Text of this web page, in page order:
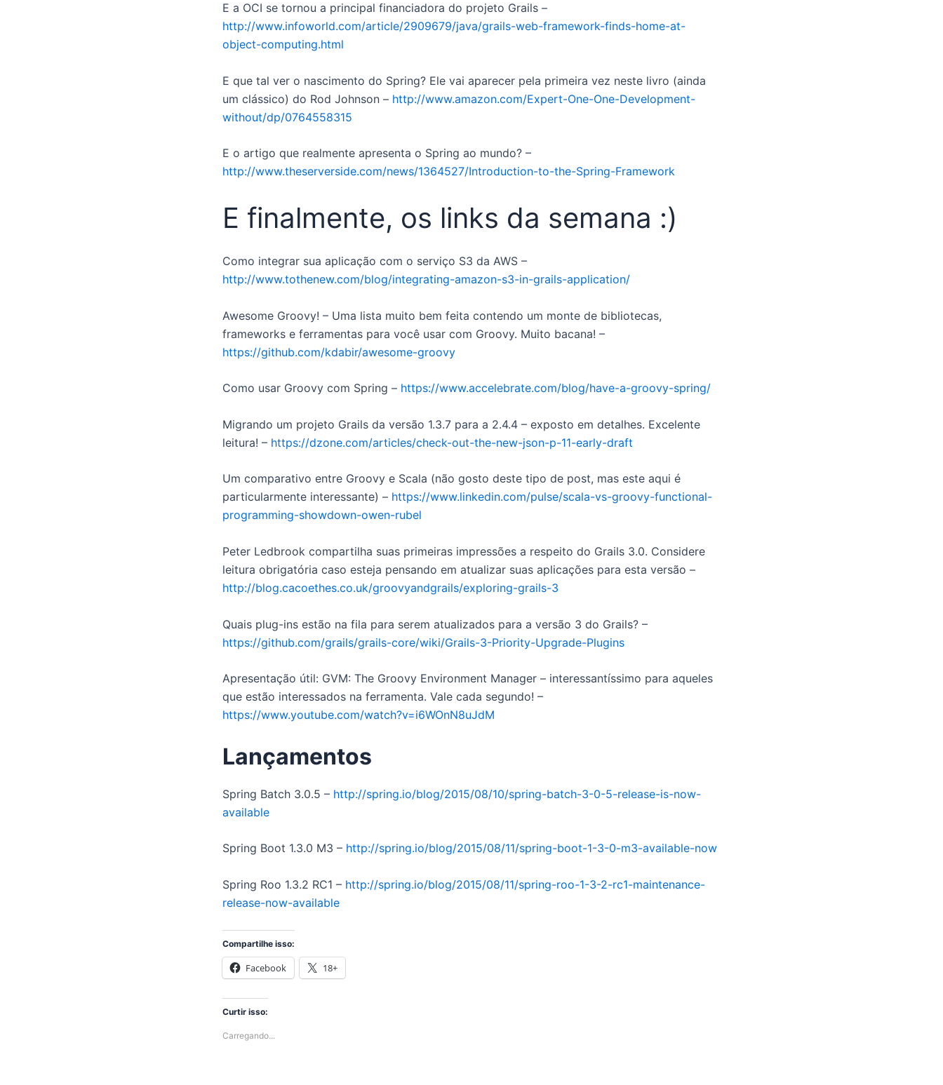
E a OCI se tornou a principal financiadora do projeto Grails –
http://www.infoworld.com/article/2909679/java/grails-web-framework-finds-home-at-
object-computing.html
E que tal ver o nascimento do Spring? Ele vai aparecer pela primeira vez neste livro (ainda
um clássico) do Rod Johnson – http://www.amazon.com/Expert-One-One-Development-
without/dp/0764558315
E o artigo que realmente apresenta o Spring ao mundo? –
http://www.theserverside.com/news/1364527/Introduction-to-the-Spring-Framework
E finalmente, os links da semana :)
Como integrar sua aplicação com o serviço S3 da AWS –
http://www.tothenew.com/blog/integrating-amazon-s3-in-grails-application/
Awesome Groovy! – Uma lista muito bem feita contendo um monte de bibliotecas,
frameworks e ferramentas para você usar com Groovy. Muito bacana! –
https://github.com/kdabir/awesome-groovy
Como usar Groovy com Spring – https://www.accelebrate.com/blog/have-a-groovy-spring/
Migrando um projeto Grails da versão 1.3.7 para a 2.4.4 – exposto em detalhes. Excelente
leitura! – https://dzone.com/articles/check-out-the-new-json-p-11-early-draft
Um comparativo entre Groovy e Scala (não gosto deste tipo de post, mas este aqui é
particularmente interessante) – https://www.linkedin.com/pulse/scala-vs-groovy-functional-
programming-showdown-owen-rubel
Peter Ledbrook compartilha suas primeiras impressões a respeito do Grails 3.0. Considere
leitura obrigatória caso esteja pensando em atualizar suas aplicações para esta versão –
http://blog.cacoethes.co.uk/groovyandgrails/exploring-grails-3
Quais plug-ins estão na fila para serem atualizados para a versão 3 do Grails? –
https://github.com/grails/grails-core/wiki/Grails-3-Priority-Upgrade-Plugins
Apresentação útil: GVM: The Groovy Environment Manager – interessantíssimo para aqueles
que estão interessados na ferramenta. Vale cada segundo! –
https://www.youtube.com/watch?v=i6WOnN8uJdM
Lançamentos
Spring Batch 3.0.5 – http://spring.io/blog/2015/08/10/spring-batch-3-0-5-release-is-now-
available
Spring Boot 1.3.0 M3 – http://spring.io/blog/2015/08/11/spring-boot-1-3-0-m3-available-now
Spring Roo 1.3.2 RC1 – http://spring.io/blog/2015/08/11/spring-roo-1-3-2-rc1-maintenance-
release-now-available
Compartilhe isso:
Facebook 18+
Curtir isso:
Carregando...